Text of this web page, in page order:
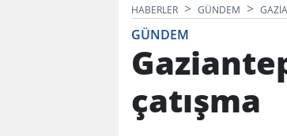
HABERLER GÜNDEM
GÜNDEM
çatışma